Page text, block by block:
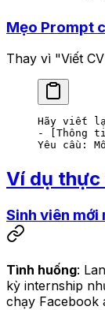
Mẹo Prompt
Thay vì "Viết
Hãy viết
- [Thông
Yêu cầu:
Ví dụ thực
Sinh viên
Tình huống:
kỳ internship
chạy Facebook